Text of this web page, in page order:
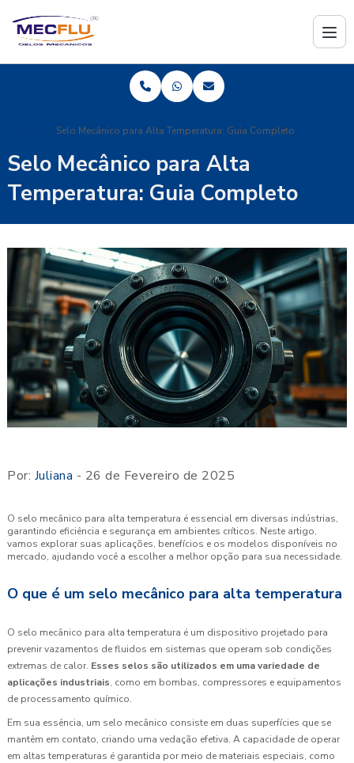
Selo Mecânico para Alta Temperatura: Guia Completo
Selo Mecânico para Alta
Temperatura: Guia Completo
Por: Juliana - 26 de Fevereiro de 2025
O selo mecânico para alta temperatura é essencial em diversas indústrias,
garantindo eficiência e segurança em ambientes críticos. Neste artigo,
vamos explorar suas aplicações, benefícios e os modelos disponíveis no
mercado, ajudando você a escolher a melhor opção para sua necessidade.
O que é um selo mecânico para alta temperatura
O selo mecânico para alta temperatura é um dispositivo projetado para
prevenir vazamentos de fluidos em sistemas que operam sob condições
extremas de calor. Esses selos são utilizados em uma variedade de
aplicações industriais, como em bombas, compressores e equipamentos
de processamento químico.
Em sua essência, um selo mecânico consiste em duas superfícies que se
mantêm em contato, criando uma vedação efetiva. A capacidade de operar
em altas temperaturas é garantida por meio de materiais especiais, como